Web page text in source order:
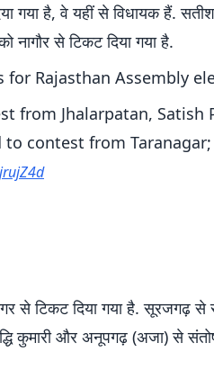
गया है, वे यहीं से विधायक हैं.
नागौर से टिकट दिया गया है.
for Rajasthan Assembly
from Jhalarpatan, Satish
contest from Taranagar;
से टिकट दिया गया है. सूरजगढ़ से
कुमारी और अनूपगढ़ (अजा) से